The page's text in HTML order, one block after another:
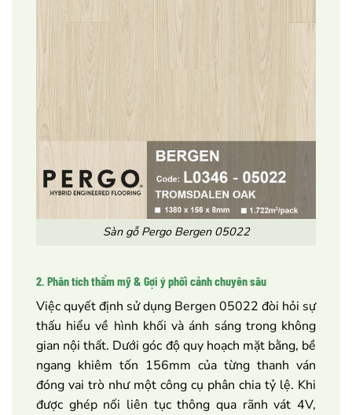
Sàn gỗ Pergo Bergen 05022
2. Phân tích thẩm mỹ & Gợi ý phối cảnh chuyên sâu
Việc quyết định sử dụng Bergen 05022 đòi hỏi sự
thấu hiểu về hình khối và ánh sáng trong không
gian nội thất. Dưới góc độ quy hoạch mặt bằng, bề
ngang khiêm tốn 156mm của từng thanh ván
đóng vai trò như một công cụ phân chia tỷ lệ. Khi
được ghép nối liên tục thông qua rãnh vát 4V,